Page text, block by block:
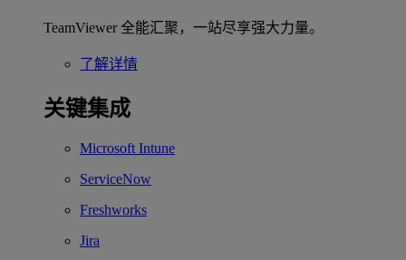
TeamViewer 全能汇聚，一站尽享强大力量。
了解详情
关键集成
Microsoft Intune
ServiceNow
Freshworks
Jira